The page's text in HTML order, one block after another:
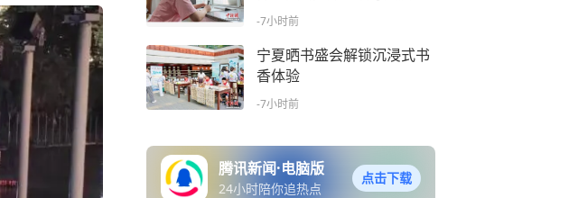
-7小时前
宁夏晒书盛会解锁沉浸式书
香体验
-7小时前
腾讯新闻·电脑版
24小时陪你追热点
点击下载